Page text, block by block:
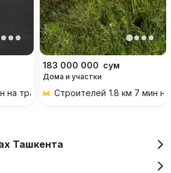
на транспорте
183 000 000 сум
Дома и участки
Строителей 1.8 км 7 мин
Ташкента